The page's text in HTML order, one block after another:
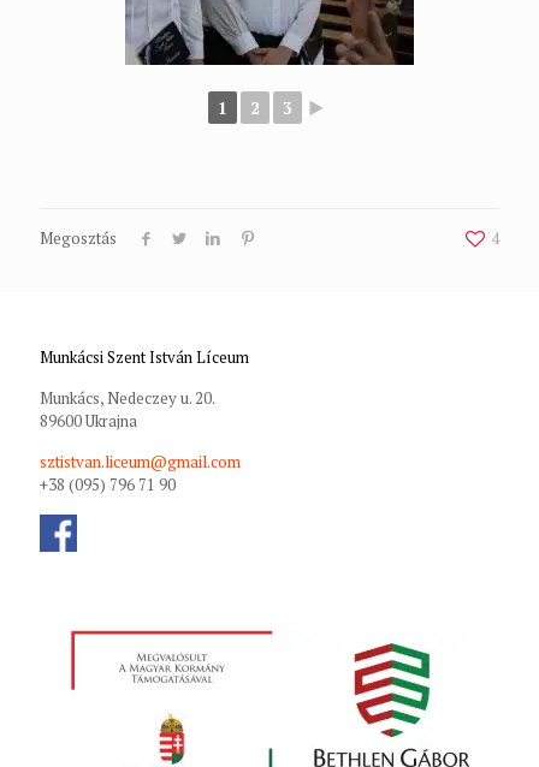
1 2 3 ►
Megosztás 4
Munkácsi Szent István Líceum
Munkács, Nedeczey u. 20.
89600 Ukrajna
sztistvan.liceum@gmail.com
+38 (095) 796 71 90